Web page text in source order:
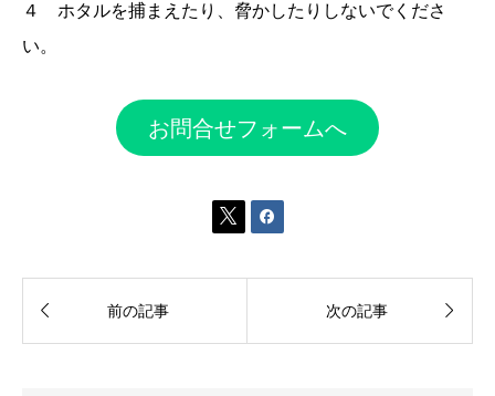
４ ホタルを捕まえたり、脅かしたりしないでくださ
い。
お問合せフォームへ
 
 前の記事 次の記事 